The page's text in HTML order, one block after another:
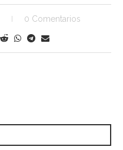
0 Comentarios